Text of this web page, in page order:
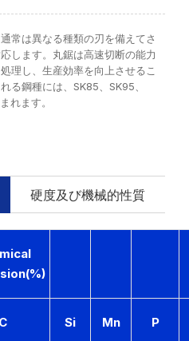
常は異なる種類の刃を備えてさ
します。丸鋸は高速切断の能力
理し、生産効率を向上させるこ
る鋼種には、SK85、SK95、
れます。
硬度及び機械的性質
C Si Mn P